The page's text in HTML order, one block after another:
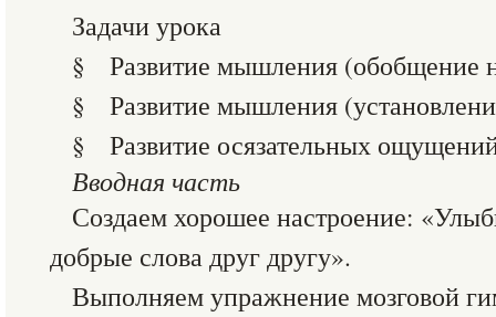
Задачи урока
§ Развитие мышления (обобщение
§ Развитие мышления
§ Развитие осязательных
Вводная часть
Создаем хорошее настроение:
добрые слова друг другу».
Выполняем упражнение мозговой